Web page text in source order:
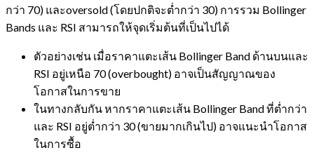
กว่า 70) และoversold (โดยปกติจะต่ำกว่า 30) การรวม Bollinger
Bands และ RSI สามารถให้จุดเริ่มต้นที่เป็นไปได้
ตัวอย่างเช่น เมื่อราคาแตะเส้น Bollinger Band ด้านบนและ
RSI อยู่เหนือ 70 (overbought) อาจเป็นสัญญาณของ
โอกาสในการขาย
ในทางกลับกัน หากราคาแตะเส้น Bollinger Band ที่ต่ำกว่า
และ RSI อยู่ต่ำกว่า 30 (ขายมากเกินไป) อาจแนะนำโอกาส
ในการซื้อ